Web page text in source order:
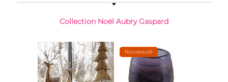
Collection Noël Aubry Gaspard
Nouveauté